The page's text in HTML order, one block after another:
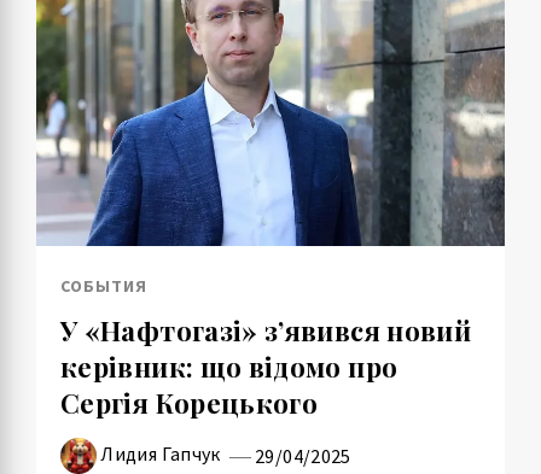
СОБЫТИЯ
У «Нафтогазі» з’явився новий
керівник: що відомо про
Сергія Корецького
Лидия Гапчук 29/04/2025